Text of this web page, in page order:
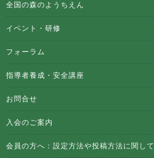
全国の森のようちえん
イベント・研修
フォーラム
指導者養成・安全講座
お問合せ
入会のご案内
会員の方へ：設定方法や投稿方法に関して